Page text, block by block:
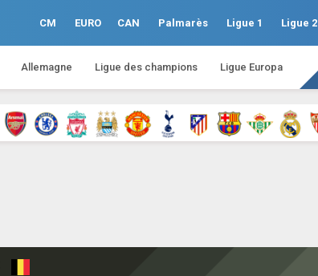
CM EURO CAN Palmarès Ligue 1 Ligue 2
Allemagne Ligue des champions Ligue Europa